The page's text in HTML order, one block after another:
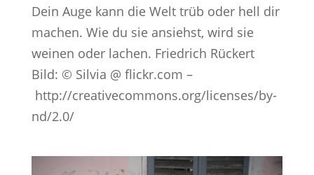
Dein Auge kann die Welt trüb oder hell dir
machen. Wie du sie ansiehst, wird sie
weinen oder lachen. Friedrich Rückert
Bild: © Silvia @ flickr.com –
http://creativecommons.org/licenses/by-
nd/2.0/